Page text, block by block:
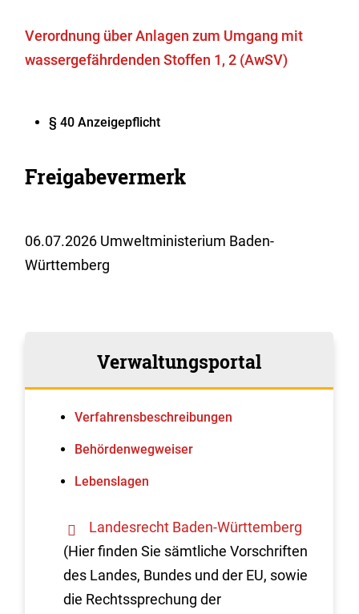
Verordnung über Anlagen zum Umgang mit
wassergefährdenden Stoffen 1, 2 (AwSV)
§ 40 Anzeigepflicht
Freigabevermerk
06.07.2026 Umweltministerium Baden-
Württemberg
Verwaltungsportal
Verfahrens­beschreibungen
Behördenwegweiser
Lebenslagen
Landesrecht Baden-Württemberg
(Hier finden Sie sämtliche Vorschriften
des Landes, Bundes und der EU, sowie
die Rechtssprechung der